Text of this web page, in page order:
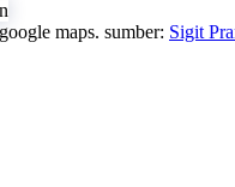
maps. sumber: Sigit